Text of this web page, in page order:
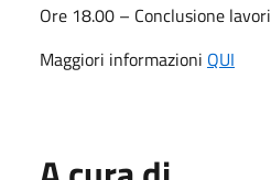
Ore 18.00 – Conclusione lavori
Maggiori informazioni QUI